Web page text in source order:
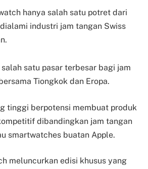
hanya salah satu potret dari
industri jam tangan Swiss
satu pasar terbesar bagi jam
Tiongkok dan Eropa.
tinggi berpotensi membuat produk
dibandingkan jam tangan
smartwatches buatan Apple.
meluncurkan edisi khusus yang